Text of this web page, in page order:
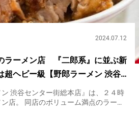
2024.07.12
ラーメン店 『二郎系』に並ぶ新
超ヘビー級【野郎ラーメン 渋谷
渋谷センター街総本店』は、２４時
店。 同店のボリューム満点のラーメ